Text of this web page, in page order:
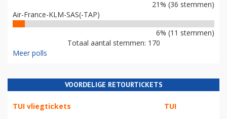
21% (36 stemmen)
Air-France-KLM-SAS(-TAP)
6% (11 stemmen)
Totaal aantal stemmen: 170
Meer polls
VOORDELIGE RETOURTICKETS
TUI vliegtickets TUI